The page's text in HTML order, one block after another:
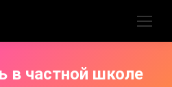
в частной школе